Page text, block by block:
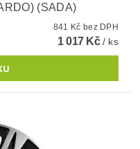
(SADA)
841 Kč bez DPH
1 017 Kč/ ks